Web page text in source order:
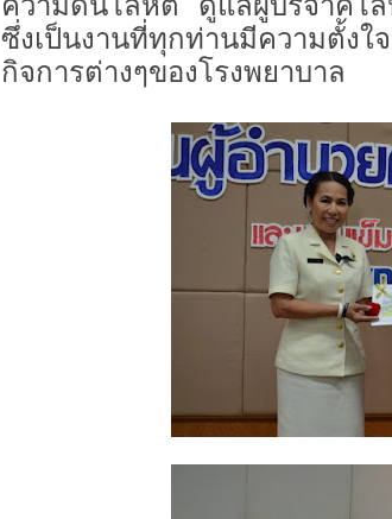
ซึ่งเป็นงานที่ทุกท่านมีความตั้งใ
กิจการต่างๆของโรงพยาบาล